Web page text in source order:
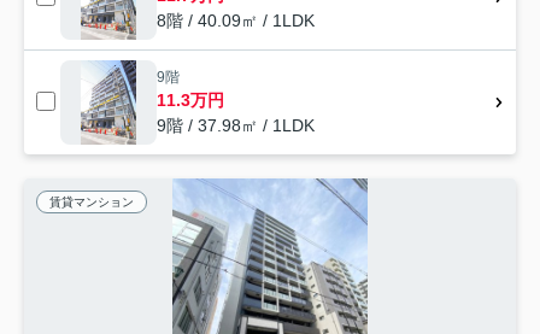
8階 / 40.09㎡ / 1LDK
9階
11.3万円
9階 / 37.98㎡ / 1LDK
賃貸マンション